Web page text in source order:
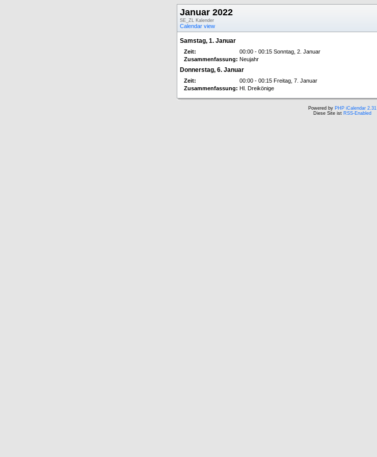
Januar 2022
SE_ZL Kalender
Calendar view
Samstag, 1. Januar
Zeit:
00:00 - 00:15 Sonntag, 2. Januar
Zusammenfassung: Neujahr
Donnerstag, 6. Januar
Zeit:
00:00 - 00:15 Freitag, 7. Januar
Zusammenfassung: Hl. Dreikönige
Powered by PHP iCalendar 2.31
Diese Site ist RSS-Enabled